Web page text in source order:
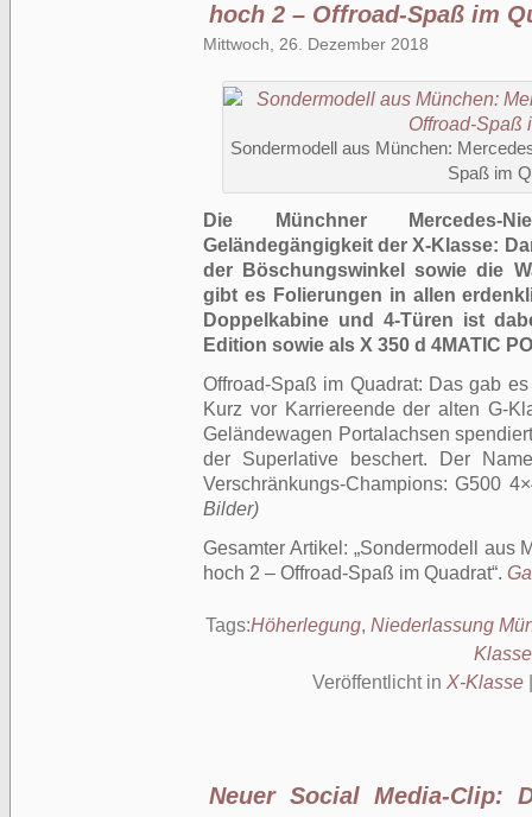
hoch 2 – Offroad-Spaß im
Mittwoch, 26. Dezember 2018
Sondermodell aus München:
Spaß im
Die Münchner Mercedes-
Geländegängigkeit der X-Klasse:
der Böschungswinkel sowie die
gibt es Folierungen in allen
Doppelkabine und 4-Türen ist
Edition sowie als X 350 d 4MATIC
Offroad-Spaß im Quadrat: Das gab
Kurz vor Karriereende der alten G-
Geländewagen Portalachsen
der Superlative beschert. Der
Verschränkungs-Champions: G500
Bilder)
Gesamter Artikel:
Sondermodell aus
hoch 2 – Offroad-Spaß im Quadrat .
Tags:Höherlegung, Niederlassung
Klasse
Veröffentlicht in X-Klasse
Neuer Social Media-Clip: